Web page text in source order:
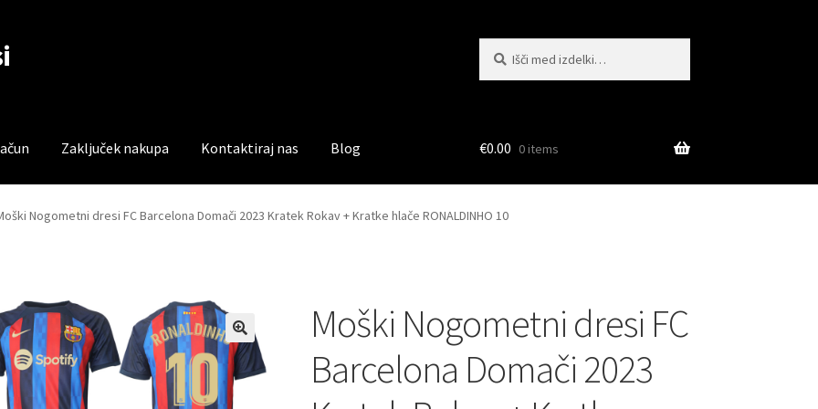
Zaključek nakupa Kontaktiraj nas Blog
Trgovina Zaključek nakupa
€0.00 0 items
Nogometni dresi FC Barcelona Domači 2023 Kratek Rokav + Kratke hlače RONALDINHO 10
Moški Nogometni dresi FC
Barcelona Domači 2023